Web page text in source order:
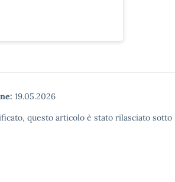
19.05.2026
questo articolo è stato rilasciato